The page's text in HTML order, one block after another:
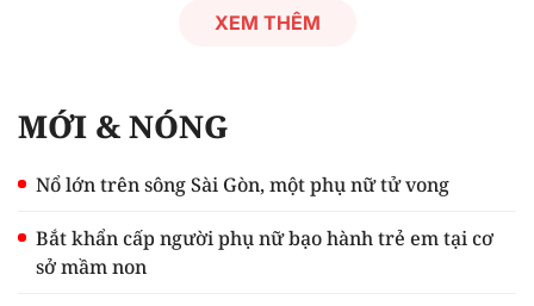
XEM THÊM
MỚI & NÓNG
Nổ lớn trên sông Sài Gòn, một phụ nữ tử vong
Bắt khẩn cấp người phụ nữ bạo hành trẻ em tại cơ
sở mầm non